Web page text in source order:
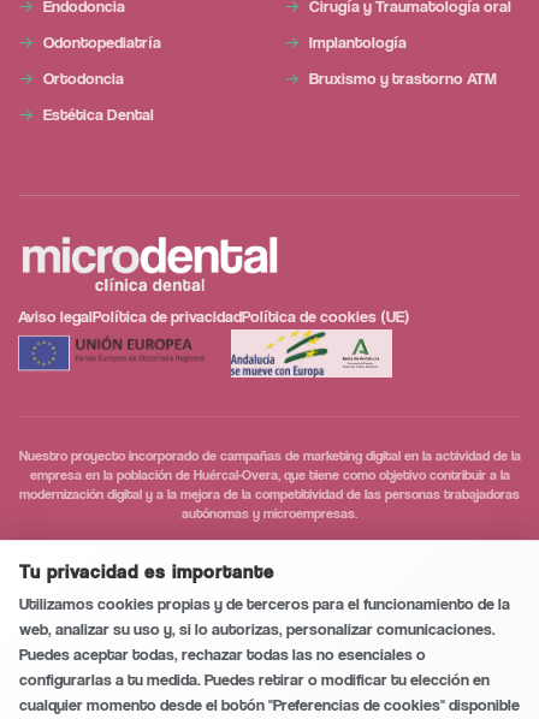
Endodoncia
Odontopediatría
Ortodoncia
Estética Dental
Cirugía y Traumatología oral
Implantología
Bruxismo y trastorno ATM
Aviso legalPolítica de privacidadPolítica de cookies (UE)
Nuestro proyecto incorporado de campañas de marketing digital en la actividad de la
empresa en la población de Huércal-Overa, que tiene como objetivo contribuir a la
modernización digital y a la mejora de la competitividad de las personas trabajadoras
autónomas y microempresas.
Tu privacidad es importante
Utilizamos cookies propias y de terceros para el funcionamiento de la
web, analizar su uso y, si lo autorizas, personalizar comunicaciones.
Puedes aceptar todas, rechazar todas las no esenciales o
configurarlas a tu medida. Puedes retirar o modificar tu elección en
cualquier momento desde el botón "Preferencias de cookies" disponible
Llamar
WhatsApp